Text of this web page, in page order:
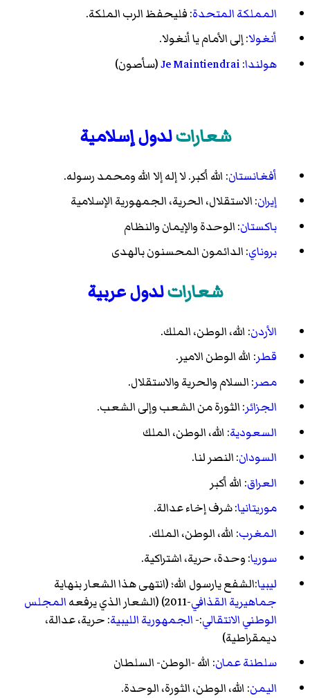
المملكة المتحدة: فليحفظ الرب الملكة.
أنغولا: إلى الأمام يا أنغولا.
هولندا:
Je Maintiendrai(سأصون)
شعاراتلدول إسلامية
أفغانستان: الله أكبر. لا إله إلا الله ومحمد رسوله.
إيران: الاستقلال، الحرية، الجمهورية الإسلامية
باكستان: الوحدة والإيمان والنظام
بروناي: الدائمون المحسنون بالهدى
شعاراتلدول عربية
الأردن: الله، الوطن، الملك.
قطر: الله الوطن الامير.
مصر: السلام والحرية والاستقلال.
الجزائر: الثورة من الشعب وإلى الشعب.
السعودية: الله، الوطن، الملك
السودان: النصر لنا.
العراق: الله أكبر
موريتانيا: شرف إخاء عدالة.
المغرب: الله، الوطن، الملك.
سوريا: وحدة، حرية، اشتراكية.
ليبيا:الشفع يارسول الله؛ (انتهى هذا الشعار بنهاية
جماهيريةالقذافي-2011) (الشعار الذي يرفعه
المجلس
الوطني الانتقالي:-الجمهورية الليبية: حرية، عدالة،
ديمقراطية)
سلطنة عمان: الله -الوطن- السلطان
اليمن: الله، الوطن، الثورة، الوحدة.